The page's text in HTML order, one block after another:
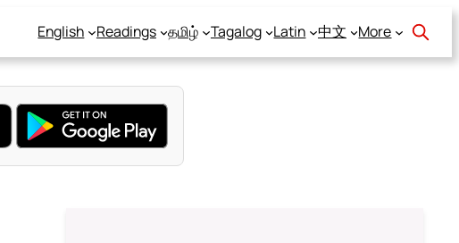
English Readings தமிழ் Tagalog Latin 中文 More